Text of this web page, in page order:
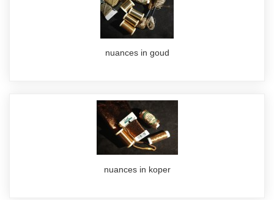
nuances in goud
nuances in koper